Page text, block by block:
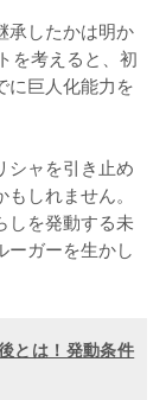
承したかは明か
を考えると、初
に巨人化能力を
シャを引き止め
しれません。
しを発動する未
ーガーを生かし
とは！発動条件